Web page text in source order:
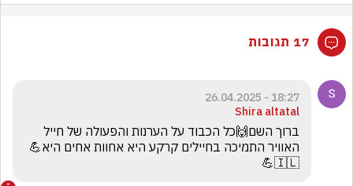
17 תגובות
18:27 - 26.04.2025
Shira altatal
האוויר התמיכה בחיילים קרקע היא אחוות אחים היא💪
🇮🇱💪